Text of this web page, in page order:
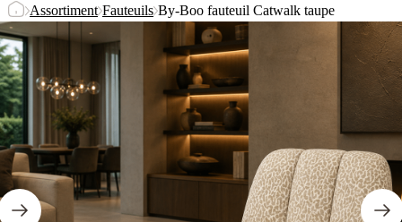
Assortiment Fauteuils By-Boo fauteuil Catwalk taupe